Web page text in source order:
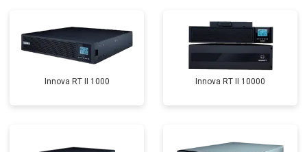
Innova RT II 1000 Innova RT II 10000